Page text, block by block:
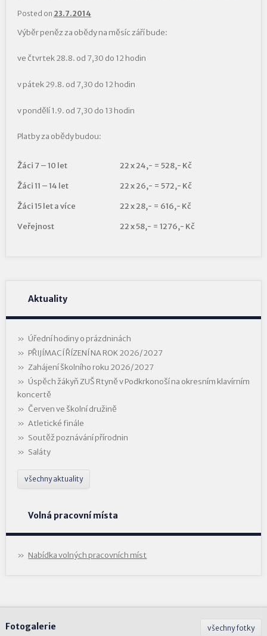
Posted on 23.7.2014
Výběr peněz za obědy na měsíc září bude:
ve čtvrtek 28.8. od 7,30 do 12 hodin
v pátek 29.8. od 7,30 do 12 hodin
v pondělí 1.9. od 7,30 do 13 hodin
Platby za obědy budou:
Žáci 7 – 10 let
22 x 24,- = 528,- Kč
Žáci 11 – 14 let
22 x 26,- = 572,- Kč
Žáci 15 let a více
22 x 28,- = 616,- Kč
Veřejnost
22 x 58,- = 1276,- Kč
Aktuality
Úřední hodiny o prázdninách
PŘIJÍMACÍ ŘÍZENÍ NA ROK 2026/2027
Zahájení školního roku 2026/2027
Úspěch žákyň ZUŠ Rtyně v Podkrkonoší na okresním klavírním
koncertě
Červen ve školní družině
Atletické finále
Soutěž poznávání přírodnin
Saláty
všechny aktuality
Volná pracovní místa
Nabídka volných pracovních míst
všechny fotky
Fotogalerie